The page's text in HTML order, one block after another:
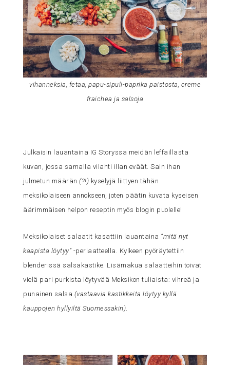
vihanneksia, fetaa, papu-sipuli-paprika paistosta, creme
fraichea ja salsoja
Julkaisin lauantaina IG Storyssa meidän leffaillasta
kuvan, jossa samalla vilahti illan eväät. Sain ihan
julmetun määrän(?!) kyselyjä liittyen tähän
meksikolaiseen annokseen, joten päätin kuvata kyseisen
äärimmäisen helpon reseptin myös blogin puolelle!
Meksikolaiset salaatit kasattiin lauantaina “mitä nyt
kaapista löytyy”-periaatteella. Kylkeen pyöräytettiin
blenderissä salsakastike. Lisämakua salaatteihin toivat
vielä pari purkista löytyvää Meksikon tuliaista: vihreä ja
punainen salsa (vastaavia kastikkeita löytyy kyllä
kauppojen hyllyiltä Suomessakin)